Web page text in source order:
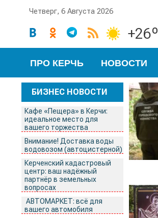
Четверг, 6 Августа 2026
+26º
ПРО КЕРЧЬ НОВОСТИ
БИЗНЕС НОВОСТИ
Кафе «Пещера» в Керчи:
идеальное место для
вашего торжества
Внимание! Доставка воды
водовозом (автоцистерной)
Керченский кадастровый
центр: ваш надёжный
партнёр в земельных
вопросах
АВТОМАРКЕТ: всё для
вашего автомобиля